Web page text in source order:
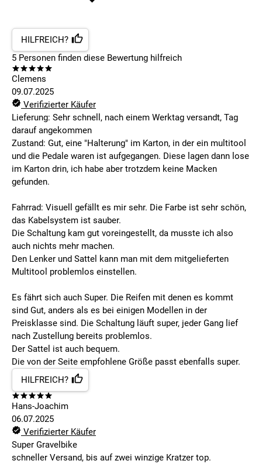
HILFREICH?
5 Personen finden diese Bewertung hilfreich
Clemens
09.07.2025
Verifizierter Käufer
Lieferung: Sehr schnell, nach einem Werktag versandt, Tag
darauf angekommen
Zustand: Gut, eine "Halterung" im Karton, in der ein multitool
und die Pedale waren ist aufgegangen. Diese lagen dann lose
im Karton drin, ich habe aber trotzdem keine Macken
gefunden.
Fahrrad: Visuell gefällt es mir sehr. Die Farbe ist sehr schön,
das Kabelsystem ist sauber.
Die Schaltung kam gut voreingestellt, da musste ich also
auch nichts mehr machen.
Den Lenker und Sattel kann man mit dem mitgelieferten
Multitool problemlos einstellen.
Es fährt sich auch Super. Die Reifen mit denen es kommt
sind Gut, anders als es bei einigen Modellen in der
Preisklasse sind. Die Schaltung läuft super, jeder Gang lief
nach Zustellung bereits problemlos.
Der Sattel ist auch bequem.
Die von der Seite empfohlene Größe passt ebenfalls super.
HILFREICH?
Hans-Joachim
06.07.2025
Verifizierter Käufer
Super Gravelbike
schneller Versand, bis auf zwei winzige Kratzer top.